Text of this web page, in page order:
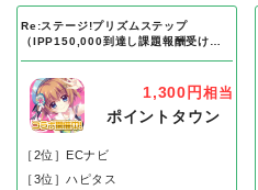
Re:ステージ!プリズムステップ
（IPP150,000到達し課題報酬受け取
1,300円 相当
ポイントタウン
［2位］ECナビ
［3位］ハピタス